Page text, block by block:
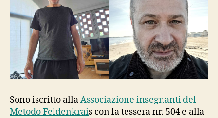
Sono iscritto allaAssociazione insegnanti del
Metodo Feldenkrais con la tessera nr. 504 e alla